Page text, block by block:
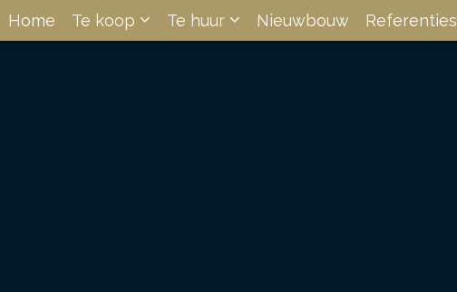
Home Te koop Te huur Nieuwbouw Referenties